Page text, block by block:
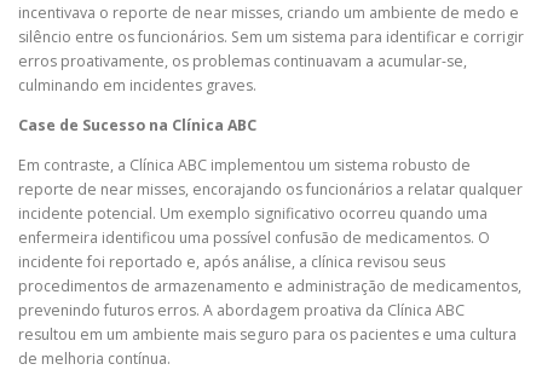
incentivava o reporte de near misses, criando um ambiente de medo e
silêncio entre os funcionários. Sem um sistema para identificar e corrigir
erros proativamente, os problemas continuavam a acumular-se,
culminando em incidentes graves.
Case de Sucesso na Clínica ABC
Em contraste, a Clínica ABC implementou um sistema robusto de
reporte de near misses, encorajando os funcionários a relatar qualquer
incidente potencial. Um exemplo significativo ocorreu quando uma
enfermeira identificou uma possível confusão de medicamentos. O
incidente foi reportado e, após análise, a clínica revisou seus
procedimentos de armazenamento e administração de medicamentos,
prevenindo futuros erros. A abordagem proativa da Clínica ABC
resultou em um ambiente mais seguro para os pacientes e uma cultura
de melhoria contínua.